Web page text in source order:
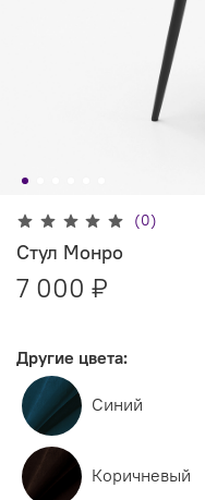
(0)
Стул Монро
7 000 ₽
Другие цвета:
Синий
Коричневый